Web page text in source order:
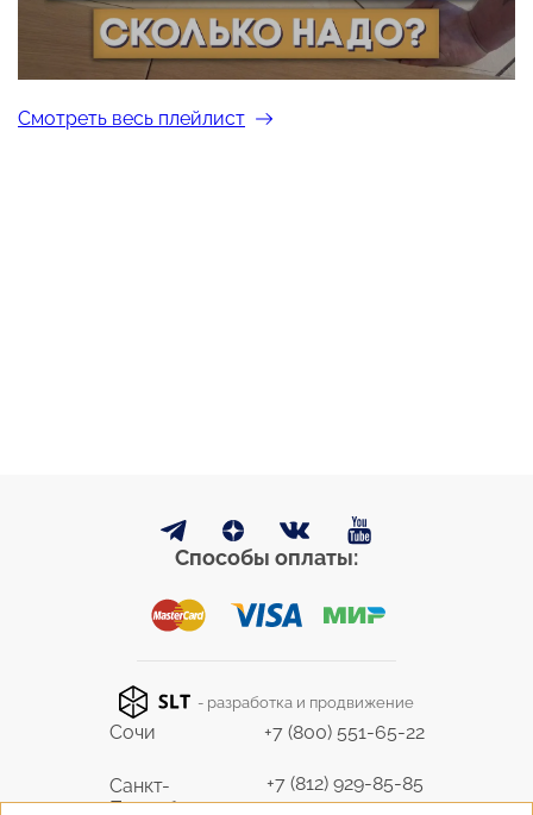
Смотреть весь плейлист
Способы оплаты:
- разработка и продвижение
Сочи +7 (800) 551-65-22
Санкт-
Петербург
+7 (812) 929-85-85